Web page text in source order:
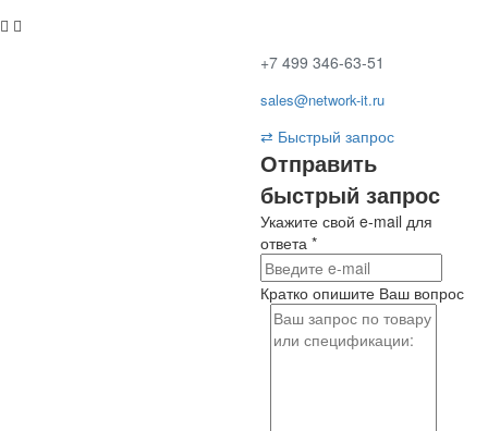
+7 499 346-63-51
sales@network-it.ru
⇄ Быстрый запрос
Отправить
быстрый запрос
Укажите свой e-mail для
ответа *
Кратко опишите Ваш вопрос